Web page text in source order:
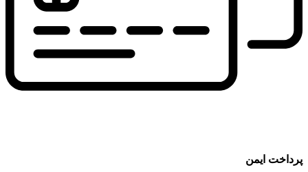
پرداخت ایمن